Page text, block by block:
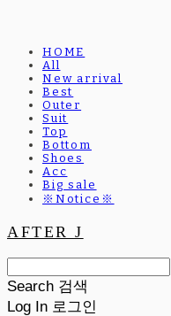
HOME
All
New arrival
Best
Outer
Suit
Top
Bottom
Shoes
Acc
Big sale
※Notice※
AFTER J
Search 검색
Log In 로그인